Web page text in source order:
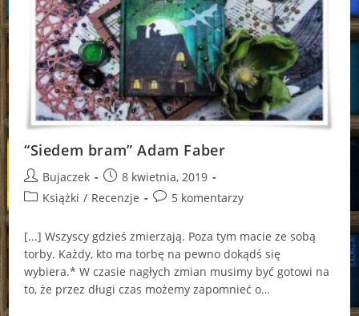
“Siedem bram” Adam Faber
Post
author:
Bujaczek
Post
published:
8 kwietnia, 2019
PostKsiążki / Recenzje
Post5 komentarzy
[...] Wszyscy gdzieś zmierzają. Poza tym macie ze sobą
torby. Każdy, kto ma torbę na pewno dokądś się
wybiera.* W czasie nagłych zmian musimy być gotowi na
to, że przez długi czas możemy zapomnieć o…